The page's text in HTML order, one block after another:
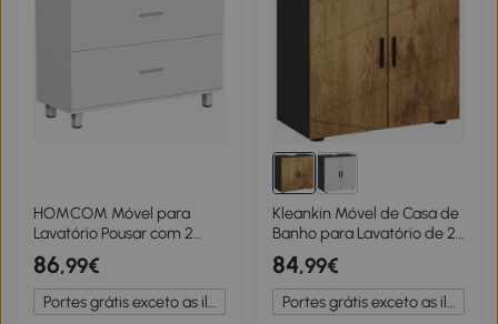
HOMCOM Móvel para
Lavatório Pousar com 2
Gavetas para Lavatório
sem Pedestal 80x30x60
cm Branco
86,99€
Portes grátis exceto as ilhas
Kleankin Móvel de Casa de
Banho para Lavatório de 2
Portas com Prateleira
60x30x60 cm Cinza
Antracite e Aspecto de
Madeira
84,99€
Portes grátis exceto as ilhas